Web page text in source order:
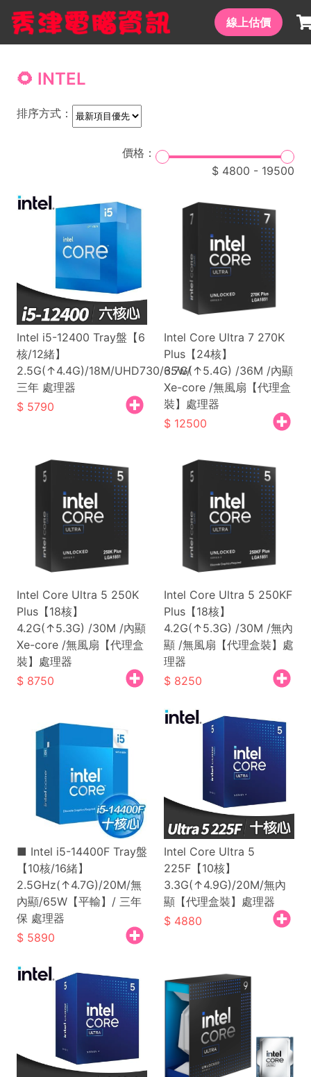
線上估價
🌻 INTEL
排序方式：
價格：
4800 - 19500
Intel i5-12400 Tray盤【6
核/12緒】
2.5G(↑4.4G)/18M/UHD730/65w/
三年 處理器
5790
Intel Core Ultra 7 270K
Plus【24核】
3.7G(↑5.4G) /36M /內顯
Xe-core /無風扇【代理盒
裝】處理器
12500
Intel Core Ultra 5 250K
Plus【18核】
4.2G(↑5.3G) /30M /內顯
Xe-core /無風扇【代理盒
裝】處理器
8750
Intel Core Ultra 5 250KF
Plus【18核】
4.2G(↑5.3G) /30M /無內
顯 /無風扇【代理盒裝】處
理器
8250
■ Intel i5-14400F Tray盤
【10核/16緒】
2.5GHz(↑4.7G)/20M/無
內顯/65W【平輸】/ 三年
保 處理器
5890
Intel Core Ultra 5
225F【10核】
3.3G(↑4.9G)/20M/無內
顯【代理盒裝】處理器
4880